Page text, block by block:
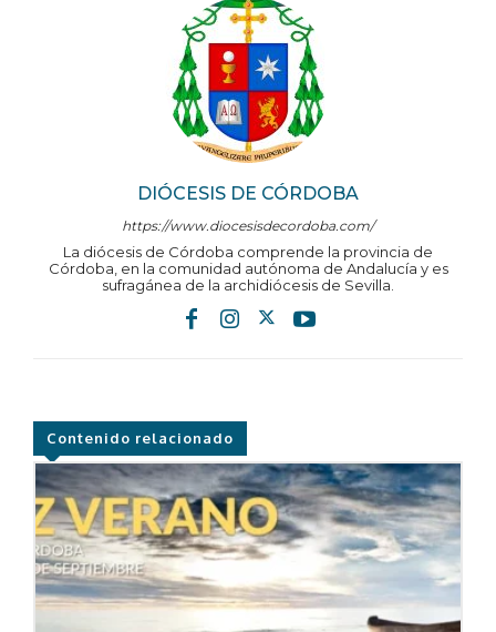
DIÓCESIS DE CÓRDOBA
https://www.diocesisdecordoba.com/
La diócesis de Córdoba comprende la provincia de
Córdoba, en la comunidad autónoma de Andalucía y es
sufragánea de la archidiócesis de Sevilla.
Contenido relacionado